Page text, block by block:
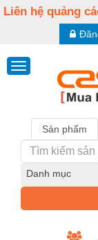
Liên hệ quảng
Sản phẩm
Danh mục